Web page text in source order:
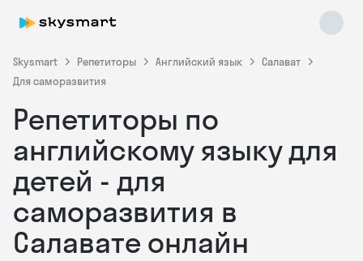
Skysmart Репетиторы Английский язык
Салават
Для саморазвития
Репетиторы по
английскому языку для
детей - для
саморазвития в
Салавате онлайн
Skysmart Chat